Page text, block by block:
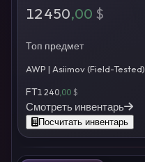
12 450,00 $
Топ предмет
AWP | Asiimov (Field-Tested)
FT1 240 ,00 $
Смотреть инвентарь
Посчитать инвентарь